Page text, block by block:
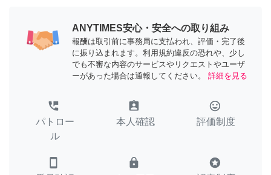
ANYTIMES安心・安全への取り組み
報酬は取引前に事務局に支払われ、評価・完了後
に振り込まれます。利用規約違反の恐れや、少し
でも不審な内容のサービスやリクエストやユーザ
ーがあった場合は通報してください。
詳細を見る
perm_phone_msg
パトロー
ル
assignment_ind
本人確認
tag_faces
評価制度
smartphone lock stars